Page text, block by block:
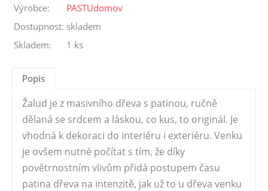
Výrobce:
PASTUdomov
Dostupnost: skladem
Skladem:
1 ks
Popis
Žalud je z masivního dřeva s patinou, ručně
dělaná se srdcem a láskou, co kus, to originál. Je
vhodná k dekoraci do interiéru i exteriéru. Venku
je ovšem nutné počítat s tím, že díky
povětrnostním vlivům přidá postupem času
patina dřeva na intenzitě, jak už to u dřeva venku